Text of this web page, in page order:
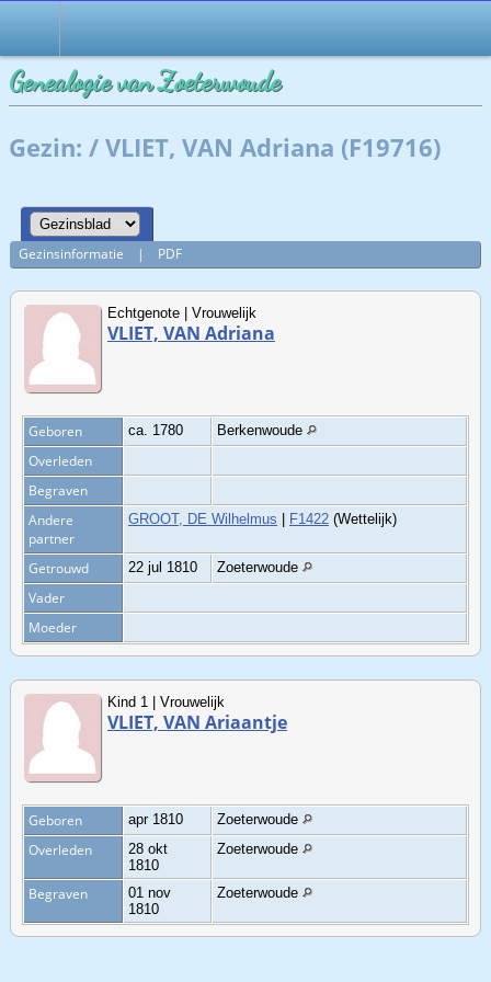
Genealogie van Zoeterwoude
Gezin: / VLIET, VAN Adriana (F19716)
Gezinsinformatie | PDF
Echtgenote | Vrouwelijk
VLIET, VAN Adriana
Geboren ca. 1780 Berkenwoude
Overleden
Begraven
Andere
partner
GROOT, DE Wilhelmus F1422 (Wettelijk)
Getrouwd 22 jul 1810 Zoeterwoude
Vader
Moeder
Kind 1 | Vrouwelijk
VLIET, VAN Ariaantje
Geboren apr 1810 Zoeterwoude
Overleden
28 okt
1810
Zoeterwoude
Begraven
01 nov
1810
Zoeterwoude